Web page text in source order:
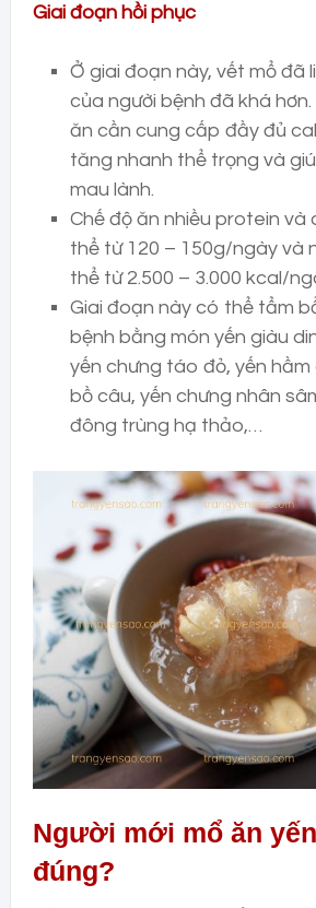
Giai đoạn hồi phục
Ở giai đoạn này, vết mổ đã
của người bệnh đã khá
ăn cần cung cấp đầy đủ
tăng nhanh thể trọng và
mau lành.
Chế độ ăn nhiều protein và
thể từ 120 – 150g/ngày và
thể từ 2.500 – 3.000 kcal/
Giai đoạn này có thể tẩm
bệnh bằng món yến giàu
yến chưng táo đỏ, yến hầm
bồ câu, yến chưng nhân
đông trùng hạ thảo,…
Người mới mổ ăn
đúng?